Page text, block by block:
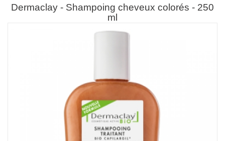
Dermaclay - Shampoing cheveux colorés - 250
ml